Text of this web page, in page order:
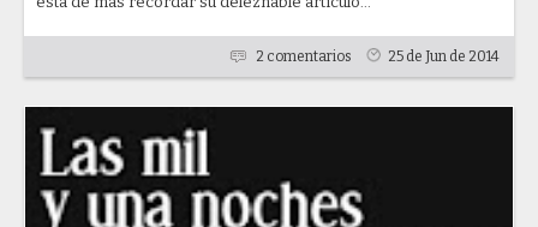
2 comentarios 25 de Jun de 2014